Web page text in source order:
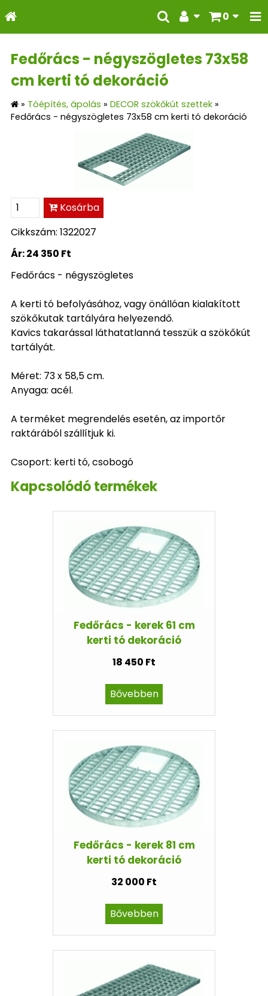
0
Fedőrács - négyszögletes 73x58
cm kerti tó dekoráció
» Tóépítés, ápolás » DECOR szökőkút szettek »
Fedőrács - négyszögletes 73x58 cm kerti tó dekoráció
Kosárba
Cikkszám: 1322027
Ár:24 350 Ft
Fedőrács - négyszögletes
A kerti tó befolyásához, vagy önállóan kialakított
szökőkutak tartályára helyezendő.
Kavics takarással láthatatlanná tesszük a szökőkút
tartályát.
Méret: 73 x 58,5 cm.
Anyaga: acél.
A terméket megrendelés esetén, az importőr
raktárából szállítjuk ki.
Csoport: kerti tó, csobogó
Kapcsolódó termékek
Fedőrács - kerek 61 cm
kerti tó dekoráció
18 450 Ft
Bővebben
Fedőrács - kerek 81 cm
kerti tó dekoráció
32 000 Ft
Bővebben